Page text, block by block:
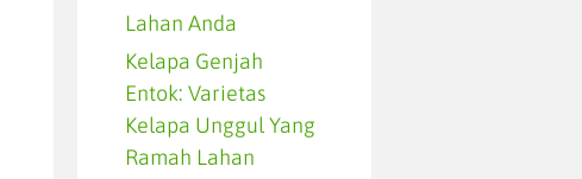
Lahan Anda
Kelapa Genjah
Entok: Varietas
Kelapa Unggul Yang
Ramah Lahan